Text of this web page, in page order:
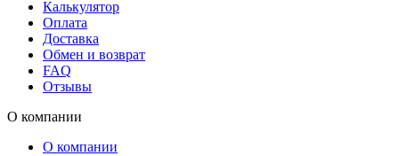
Калькулятор
Оплата
Доставка
Обмен и возврат
FAQ
Отзывы
О компании
О компании